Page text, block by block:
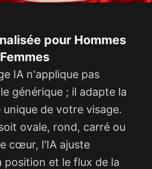
pour Hommes
IA n'applique pas
générique ; il adapte la
de votre visage.
ovale, rond, carré ou
cœur, l'IA ajuste
position et le flux de la